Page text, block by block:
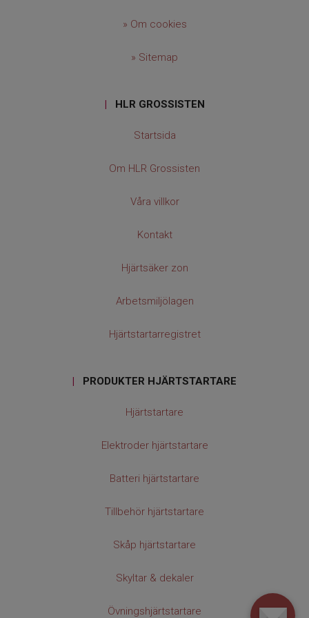
» Om cookies
» Sitemap
| HLR GROSSISTEN
Startsida
Om HLR Grossisten
Våra villkor
Kontakt
Hjärtsäker zon
Arbetsmiljölagen
Hjärtstartarregistret
| PRODUKTER HJÄRTSTARTARE
Hjärtstartare
Elektroder hjärtstartare
Batteri hjärtstartare
Tillbehör hjärtstartare
Skåp hjärtstartare
Skyltar & dekaler
Övningshjärtstartare